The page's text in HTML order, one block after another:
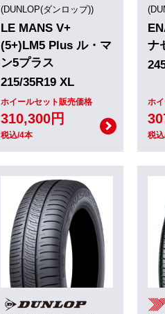
(DUNLOP(ダンロップ))
LE MANS V+
(5+)LM5 Plus ル・マ
ン5プラス
215/35R19 XL
ホイールセット販売価格
310,300円
税込/4本
ナ
ホ
税